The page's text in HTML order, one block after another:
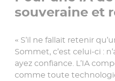
souveraine et
« S’il ne fallait retenir
Sommet, c’est celui-ci :
ayez confiance. L’IA
comme toute